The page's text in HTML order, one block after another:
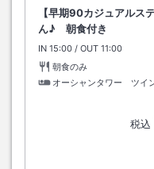
【早期90カジュアルス
ん♪ 朝食付き
IN チェックイン
15:00 / OUT チェックアウ
11:00
朝食のみ
オーシャンタワー ツ
税込